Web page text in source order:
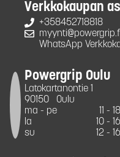
Verkkokaupan
+358452718818
WhatsApp
Powergrip Oulu
Latokartanontie 1
90150
Oulu
ma - pe
11 - 18
la
10 - 16
su
12 - 16